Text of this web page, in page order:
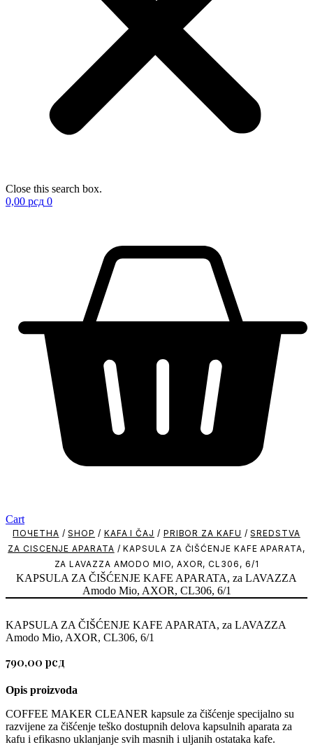
Close this search box.
0,00 рсд 0
Cart
ПОЧЕТНА /SHOP / KAFA I ČAJ / PRIBOR ZA KAFU /SREDSTVA
ZA CISCENJE APARATA / KAPSULA ZA ČIŠĆENJE KAFE APARATA,
ZA LAVAZZA AMODO MIO, AXOR, CL306, 6/1
KAPSULA ZA ČIŠĆENJE KAFE APARATA, za LAVAZZA
Amodo Mio, AXOR, CL306, 6/1
KAPSULA ZA ČIŠĆENJE KAFE APARATA, za LAVAZZA
Amodo Mio, AXOR, CL306, 6/1
790,00 рсд
Opis proizvoda
COFFEE MAKER CLEANER kapsule za čišćenje specijalno su
razvijene za čišćenje teško dostupnih delova kapsulnih aparata za
kafu i efikasno uklanjanje svih masnih i uljanih ostataka kafe.